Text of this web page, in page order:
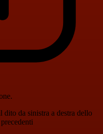
da sinistra a destra dello